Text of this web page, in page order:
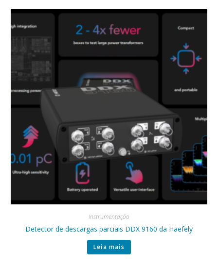
Instrumentação
Detector de descargas parciais DDX 9160 da Haefely
Leia mais